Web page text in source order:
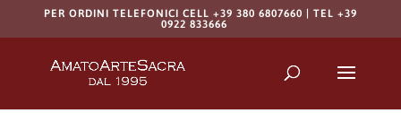
PER ORDINI TELEFONICI CELL +39 380 6807660 | TEL +39
0922 833666